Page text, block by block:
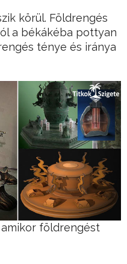
körül. Földrengés
a békákéba pottyan
ténye és iránya
földrengést